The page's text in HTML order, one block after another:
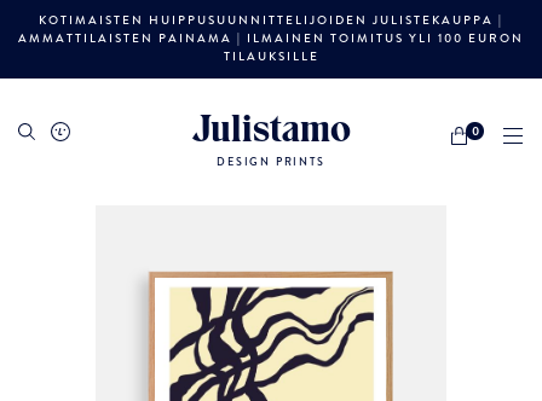
KOTIMAISTEN HUIPPUSUUNNITTELIJOIDEN JULISTEKAUPPA |
AMMATTILAISTEN PAINAMA | ILMAINEN TOIMITUS YLI 100 EURON
TILAUKSILLE
Julistamo
DESIGN PRINTS
0